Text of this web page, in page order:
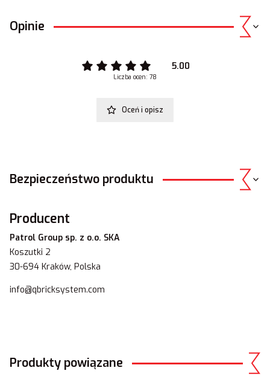
Opinie
5.00
Liczba ocen: 78
Oceń i opisz
Bezpieczeństwo produktu
Producent
Patrol Group sp. z o.o. SKA
Koszutki 2
30-694 Kraków, Polska
info@qbricksystem.com
Produkty powiązane